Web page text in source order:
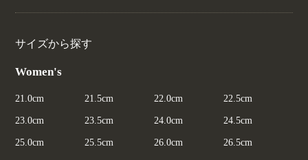
サイズから探す
Women's
21.0cm 21.5cm 22.0cm 22.5cm
23.0cm 23.5cm 24.0cm 24.5cm
25.0cm 25.5cm 26.0cm 26.5cm